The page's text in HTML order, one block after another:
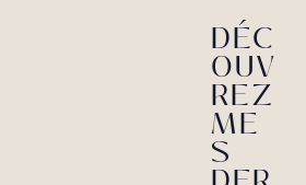
DÉC
OUV
REZ
ME
S